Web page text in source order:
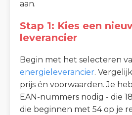
aan.
Stap 1: Kies een
leverancier
Begin met het selecteren
energieleverancier.
prijs én voorwaarden. Je
EAN-nummers nodig - die
die beginnen met 54 op je